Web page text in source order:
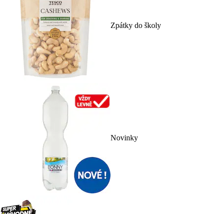
Zpátky do školy
Novinky